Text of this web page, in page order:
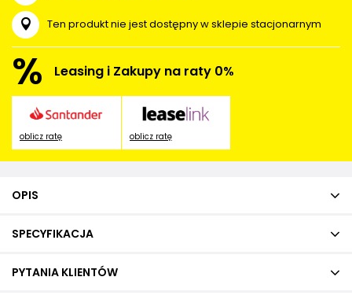
Ten produkt nie jest dostępny w sklepie stacjonarnym
% Leasing i Zakupy na raty 0%
oblicz ratę oblicz ratę
OPIS
SPECYFIKACJA
PYTANIA KLIENTÓW